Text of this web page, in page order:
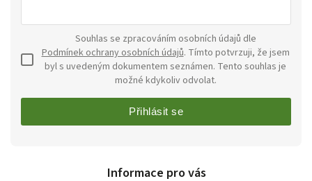
Podmínek ochrany osobních údajů. Tímto potvrzuji, že jsem
byl s uvedeným dokumentem seznámen. Tento souhlas je
možné kdykoliv odvolat.
Přihlásit se
Informace pro vás